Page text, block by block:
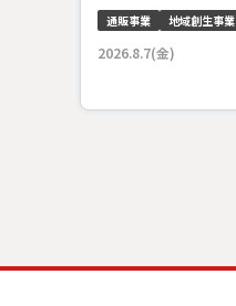
通販事業 地域創生事業
2026.8.7(金)